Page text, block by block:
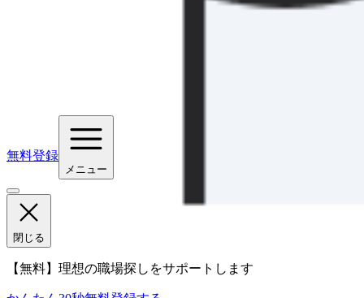
無料登録
メニュー
閉じる
【無料】理想の職場探しをサポートします